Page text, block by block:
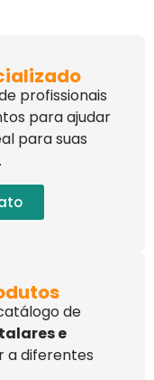
profissionais
para ajudar
para suas
de
e
a diferentes